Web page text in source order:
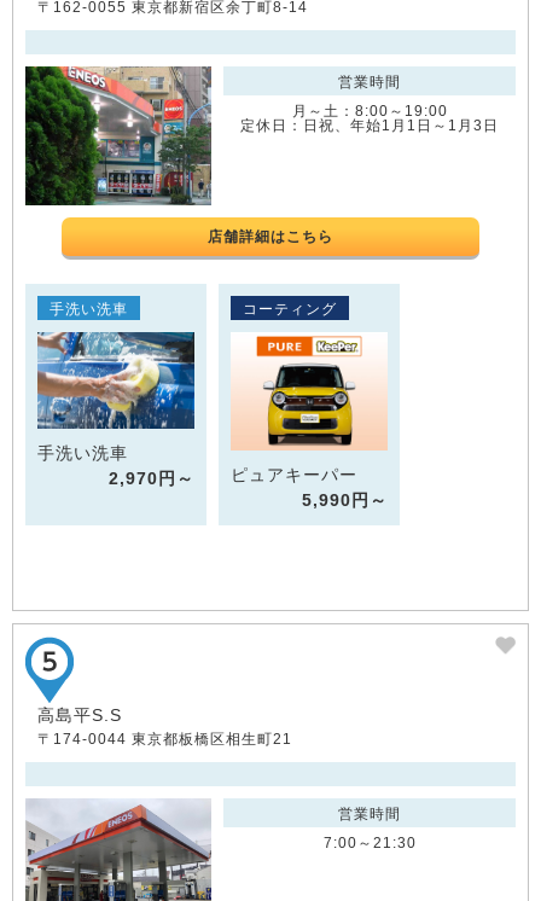
〒162-0055 東京都新宿区余丁町8-14
営業時間
月～土：8:00～19:00
定休日：日祝、年始1月1日～1月3日
店舗詳細はこちら
手洗い洗車
手洗い洗車
2,970円～
コーティング
ピュアキーパー
5,990円～
高島平S.S
〒174-0044 東京都板橋区相生町21
営業時間
7:00～21:30